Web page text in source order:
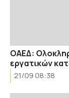
ΟΑΕΔ:
εργατικών
21/09 08:38